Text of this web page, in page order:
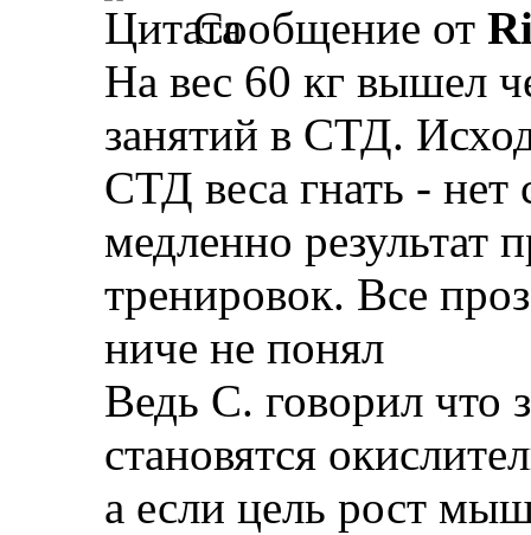
Сообщение от
На вес 60 кг вышел
занятий в СТД.
СТД веса гнать -
медленно результат
тренировок. Все
ниче не понял
Ведь С. говорил что
становятся
а если цель рост